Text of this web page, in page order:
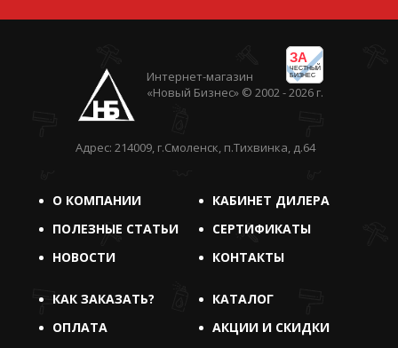
ЗА
ЧЕСТНЫЙ
БИЗНЕС
Интернет-магазин
«Новый Бизнес» © 2002 - 2026 г.
Адрес: 214009, г.Смоленск, п.Тихвинка, д.64
О КОМПАНИИ
КАБИНЕТ ДИЛЕРА
ПОЛЕЗНЫЕ СТАТЬИ
СЕРТИФИКАТЫ
НОВОСТИ
КОНТАКТЫ
КАК ЗАКАЗАТЬ?
КАТАЛОГ
ОПЛАТА
АКЦИИ И СКИДКИ